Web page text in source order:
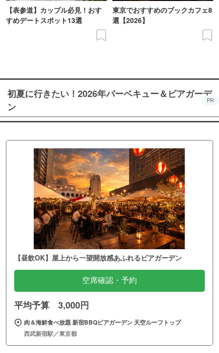
【表参道】カップル必見！おす
すめデートスポット13選
東京でおすすめのブックカフェ8
選【2026】
初夏に行きたい！2026年バーベキュー＆ビアガーデ
ン
PR
【昼飲OK】屋上から一望開放感あふれるビアガーデン
空席確認・予約
平均予算 3,000円
肉＆海鮮食べ放題 新宿BBQビアガーデン 天空ルーフトップ
西武新宿駅／東京都